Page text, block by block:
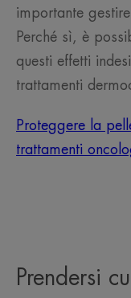
importante
Perché sì, è
questi effetti
trattamenti
Proteggere la
trattamenti
Prendersi